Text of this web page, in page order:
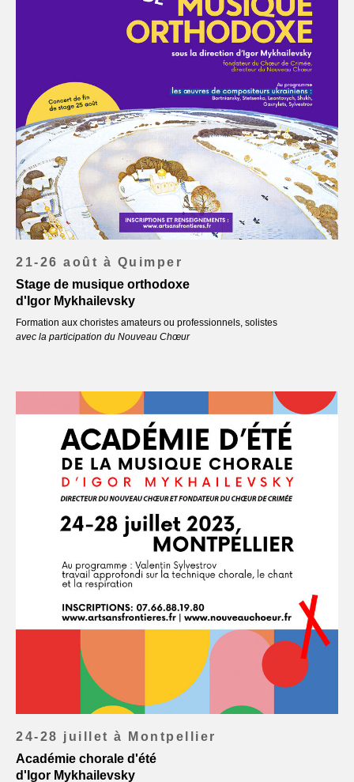
21-26 août à Quimper
Stage de musique orthodoxe
d'Igor Mykhailevsky
Formation aux choristes amateurs ou professionnels, solistes
avec la participation du Nouveau Chœur
24-28 juillet à Montpellier
Académie chorale d'été
d'Igor Mykhailevsky